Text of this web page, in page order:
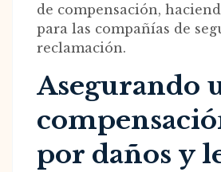
de compensación,
para las compañías de
reclamación.
Asegurando
por daños y